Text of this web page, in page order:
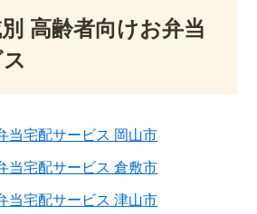
高齢者向けお弁当
当宅配サービス 岡山市
当宅配サービス 倉敷市
当宅配サービス 津山市